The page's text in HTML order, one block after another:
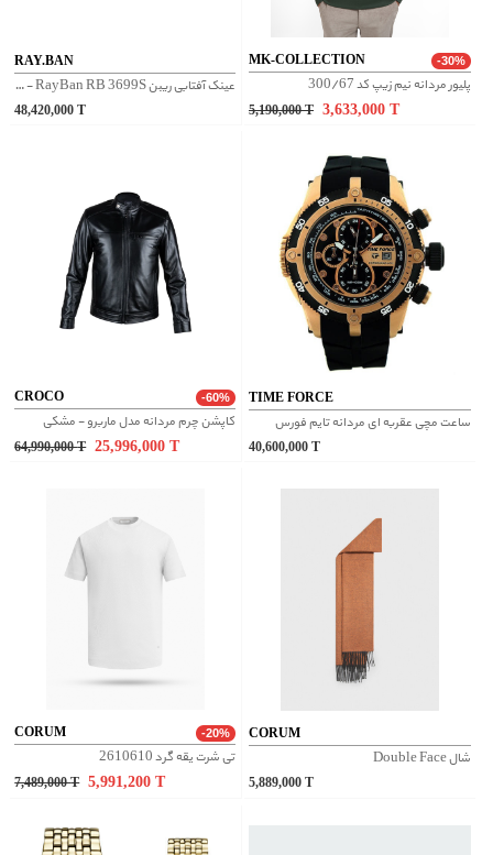
RAY.BAN
عینک آفتابی ریبن RayBan RB 3699S - نقره‌ای
48,420,000T
MK-COLLECTION -30%
پلیور مردانه نیم زیپ کد 300/67
5,190,000T 3,633,000 T
CROCO -60%
کاپشن چرم مردانه مدل ماربرو - مشکی
64,990,000T 25,996,000T
TIME FORCE
ساعت مچی عقربه ای مردانه تایم فورس
40,600,000 T
CORUM -20%
تی شرت یقه گرد 2610610
7,489,000T 5,991,200T
CORUM
شال Double Face
5,889,000 T